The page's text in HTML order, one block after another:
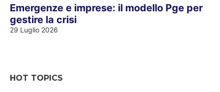
Emergenze e imprese: il modello Pge per
gestire la crisi
29 Luglio 2026
HOT TOPICS